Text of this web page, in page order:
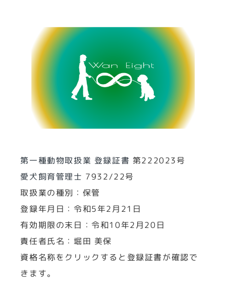
第一種動物取扱業 登録証書 第222023号
愛犬飼育管理士 7932/22号
取扱業の種別：保管
登録年月日：令和5年2月21日
有効期限の末日：令和10年2月20日
責任者氏名：堀田 美保
資格名称をクリックすると登録証書が確認で
きます。